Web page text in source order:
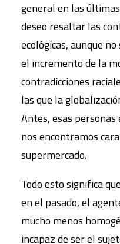
general en las
deseo resaltar las
ecológicas, aunque
el incremento de la
contradicciones
las que la
Antes, esas personas
nos encontramos
supermercado.
Todo esto significa
en el pasado, el
mucho menos
incapaz de ser el